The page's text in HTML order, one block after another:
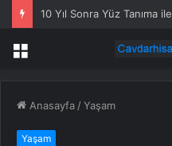
10 Yıl Sonra Yüz Tanıma
Menü
Anasayfa /Yaşam
Yaşam